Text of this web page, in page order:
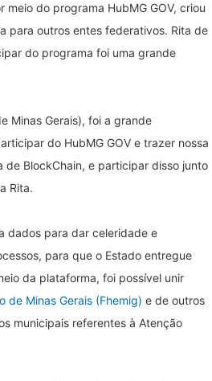
do programa HubMG GOV, criou
para outros entes federativos. Rita de
do programa foi uma grande
Minas Gerais), foi a grande
do HubMG GOV e trazer nossa
BlockChain, e participar disso junto
Rita.
dados para dar celeridade e
para que o Estado entregue
da plataforma, foi possível unir
de Minas Gerais (Fhemig) e de outros
municipais referentes à Atenção